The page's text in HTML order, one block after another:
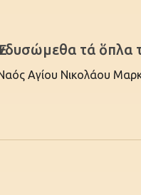
τά ὅπλα
Ναός Αγίου Νικολάου